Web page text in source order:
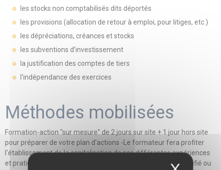
les stocks non comptabilisés dits déportés
les provisions (allocation de retour à emploi, pour litiges, etc.)
les dépréciations, créances et stocks
les subventions d’investissement
la justification des comptes de tiers
l'indépendance des exercices
Méthodes mobilisées
Formation-action "sur mesure" de 2 jours sur site + 1 jour hors site
pour préparer de votre plan d'actions -Le formateur fera profiter
l'établissement de la capitalisation de ses différentes expériences
et pratiques - Le retour d’expérience d’un établissement certifié ou